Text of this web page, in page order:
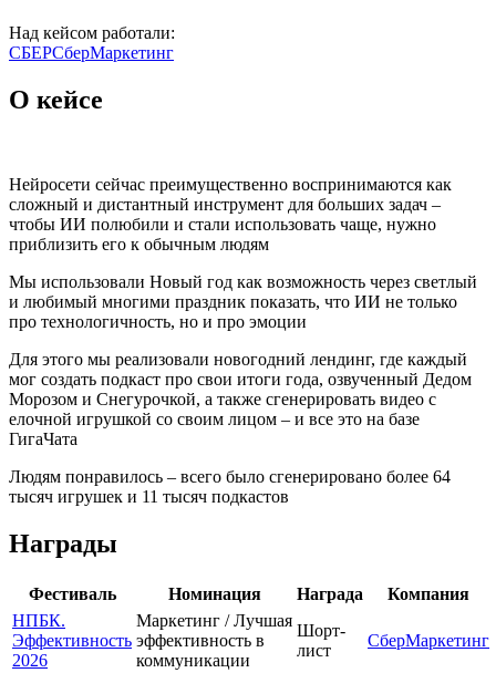
Над кейсом работали:
СБЕРСберМаркетинг
О кейсе
Нейросети сейчас преимущественно воспринимаются как
сложный и дистантный инструмент для больших задач –
чтобы ИИ полюбили и стали использовать чаще, нужно
приблизить его к обычным людям
Мы использовали Новый год как возможность через светлый
и любимый многими праздник показать, что ИИ не только
про технологичность, но и про эмоции
Для этого мы реализовали новогодний лендинг, где каждый
мог создать подкаст про свои итоги года, озвученный Дедом
Морозом и Снегурочкой, а также сгенерировать видео с
елочной игрушкой со своим лицом – и все это на базе
ГигаЧата
Людям понравилось – всего было сгенерировано более 64
тысяч игрушек и 11 тысяч подкастов
Награды
Фестиваль Номинация Награда
Компания
НПБК.
Эффективность
2026
Маркетинг / Лучшая
эффективность в
коммуникации
Шорт-
лист
СберМаркетинг